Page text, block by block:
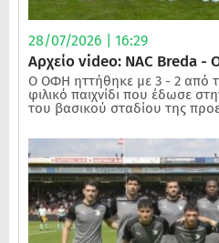
28/07/2026 | 16:29
Αρχείο video: NAC Breda -
Ο ΟΦΗ ηττήθηκε με 3 - 2 από
φιλικό παιχνίδι που έδωσε
του βασικού σταδίου της